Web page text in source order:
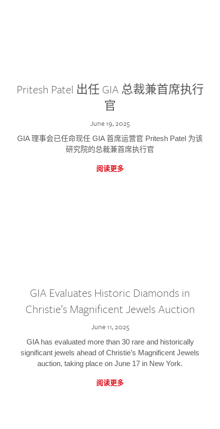
Pritesh Patel 出任 GIA 总裁兼首席执行
官
June 19, 2025
GIA 理事会已任命现任 GIA 首席运营官 Pritesh Patel 为该
研究院的总裁兼首席执行官
阅读更多
GIA Evaluates Historic Diamonds in
Christie’s Magnificent Jewels Auction
June 11, 2025
GIA has evaluated more than 30 rare and historically
significant jewels ahead of Christie’s Magnificent Jewels
auction, taking place on June 17 in New York.
阅读更多